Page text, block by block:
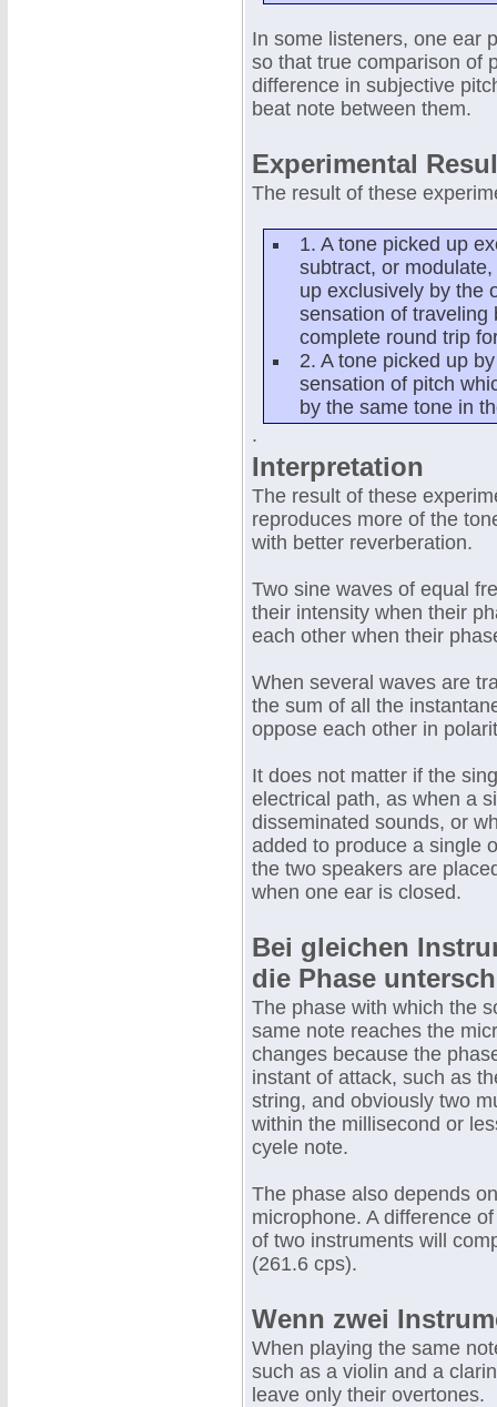
In some listeners, one ear
so that true comparison of
difference in subjective
beat note between them.
Experimental
The result of these
1. A tone picked up
subtract, or
up exclusively by the
sensation of traveling
complete round trip
2. A tone picked up
sensation of pitch
by the same tone in
.
Interpretation
The result of these
reproduces more of the
with better reverberation.
Two sine waves of equal
their intensity when their
each other when their
When several waves are
the sum of all the
oppose each other in
It does not matter if the
electrical path, as when a
disseminated sounds, or
added to produce a single
the two speakers are
when one ear is closed.
Bei gleichen
die Phase
The phase with which the
same note reaches the
changes because the
instant of attack, such as
string, and obviously two
within the millisecond or
cyele note.
The phase also depends
microphone. A difference
of two instruments will
(261.6 cps).
Wenn zwei
When playing the same
such as a violin and a
leave only their overtones.